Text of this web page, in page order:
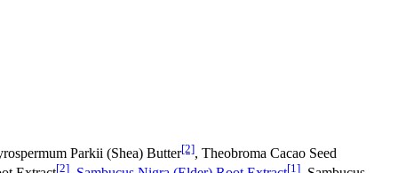
Parkii (Shea) Butter[2], Theobroma Cacao Seed
[2] [1]